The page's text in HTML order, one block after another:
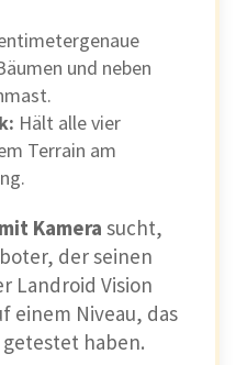
und neben
Hält alle vier
Terrain am
Kamera sucht,
der seinen
Landroid Vision
einem Niveau, das
haben.